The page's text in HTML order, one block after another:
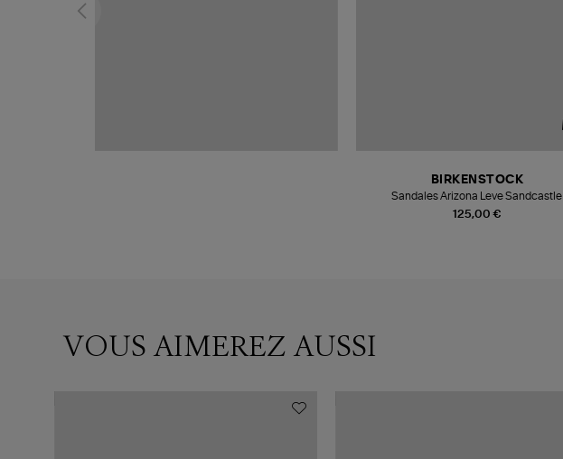
125,00 €
BIRKENSTOCK
Sandales Arizona Leve Sandcastle
VOUS AIMEREZ AUSSI